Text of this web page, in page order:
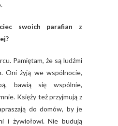
swoich parafian z
Pamiętam, że są ludźmi
Oni żyją we wspólnocie,
bawią się wspólnie,
Księży też przyjmują z
do domów, by je
i żywiołowi. Nie budują